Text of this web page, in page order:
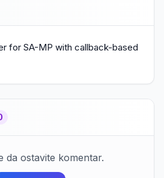
for SA-MP with callback-based
da ostavite komentar.